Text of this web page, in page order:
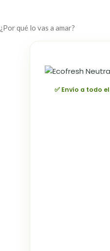
¿Por qué lo vas a amar?
✅ Envío a todo